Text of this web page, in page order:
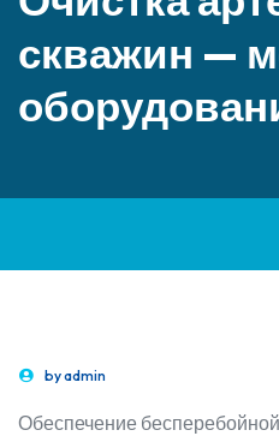
скважин —
byadmin
Обеспечение